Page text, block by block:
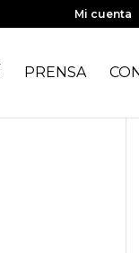
Mi cuenta
PRENSA